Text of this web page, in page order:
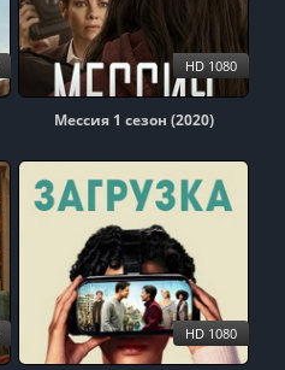
Мессия 1 сезон (2020)
HD 1080
HD 1080